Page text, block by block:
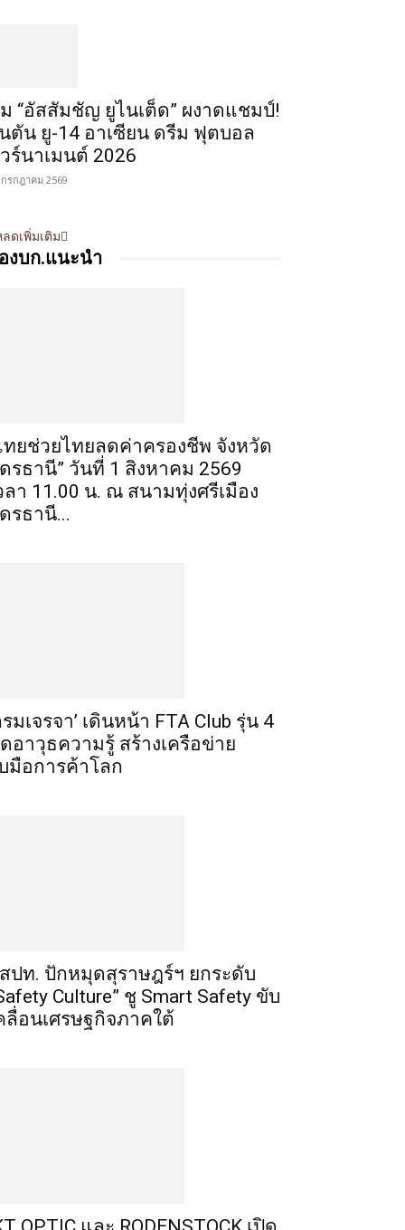
“อัสสัมชัญ ยูไนเต็ด” ผงาดแชมป์!
ตัน ยู-14 อาเซียน ดรีม ฟุตบอล
ร์นาเมนต์ 2026
รกฎาคม 2569
ดเพิ่มเติม
งบก.แนะนำ
ทยช่วยไทยลดค่าครองชีพ จังหวัด
รธานี” วันที่ 1 สิงหาคม 2569
ลา 11.00 น. ณ สนามทุ่งศรีเมือง
รธานี...
รมเจรจา’ เดินหน้า FTA Club รุ่น 4
อาวุธความรู้ สร้างเครือข่าย
มือการค้าโลก
ปท. ปักหมุดสุราษฎร์ฯ ยกระดับ
Culture” ชู Smart Safety ขับ
ลื่อนเศรษฐกิจภาคใต้